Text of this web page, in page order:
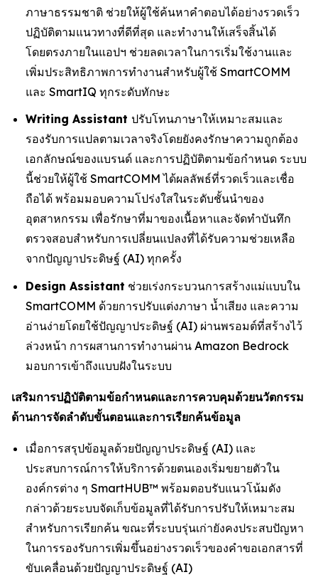
ภาษาธรรมชาติ ช่วยให้ผู้ใช้ค้นหาคำตอบได้อย่างรวดเร็ว
ปฏิบัติตามแนวทางที่ดีที่สุด และทำงานให้เสร็จสิ้นได้
โดยตรงภายในแอปฯ ช่วยลดเวลาในการเริ่มใช้งานและ
เพิ่มประสิทธิภาพการทำงานสำหรับผู้ใช้ SmartCOMM
และ SmartIQ ทุกระดับทักษะ
Writing Assistant ปรับโทนภาษาให้เหมาะสมและ
รองรับการแปลตามเวลาจริงโดยยังคงรักษาความถูกต้อง
เอกลักษณ์ของแบรนด์ และการปฏิบัติตามข้อกำหนด ระบบ
นี้ช่วยให้ผู้ใช้ SmartCOMM ได้ผลลัพธ์ที่รวดเร็วและเชื่อ
ถือได้ พร้อมมอบความโปร่งใสในระดับชั้นนำของ
อุตสาหกรรม เพื่อรักษาที่มาของเนื้อหาและจัดทำบันทึก
ตรวจสอบสำหรับการเปลี่ยนแปลงที่ได้รับความช่วยเหลือ
จากปัญญาประดิษฐ์ (AI) ทุกครั้ง
Design Assistant ช่วยเร่งกระบวนการสร้างแม่แบบใน
SmartCOMM ด้วยการปรับแต่งภาษา น้ำเสียง และความ
อ่านง่ายโดยใช้ปัญญาประดิษฐ์ (AI) ผ่านพรอมต์ที่สร้างไว้
ล่วงหน้า การผสานการทำงานผ่าน Amazon Bedrock
มอบการเข้าถึงแบบฝังในระบบ
เสริมการปฏิบัติตามข้อกำหนดและการควบคุมด้วยนวัตกรรม
ด้านการจัดลำดับขั้นตอนและการเรียกค้นข้อมูล
เมื่อการสรุปข้อมูลด้วยปัญญาประดิษฐ์ (AI) และ
ประสบการณ์การให้บริการด้วยตนเองเริ่มขยายตัวใน
องค์กรต่าง ๆ SmartHUB™ พร้อมตอบรับแนวโน้มดัง
กล่าวด้วยระบบจัดเก็บข้อมูลที่ได้รับการปรับให้เหมาะสม
สำหรับการเรียกค้น ขณะที่ระบบรุ่นเก่ายังคงประสบปัญหา
ในการรองรับการเพิ่มขึ้นอย่างรวดเร็วของคำขอเอกสารที่
ขับเคลื่อนด้วยปัญญาประดิษฐ์ (AI)